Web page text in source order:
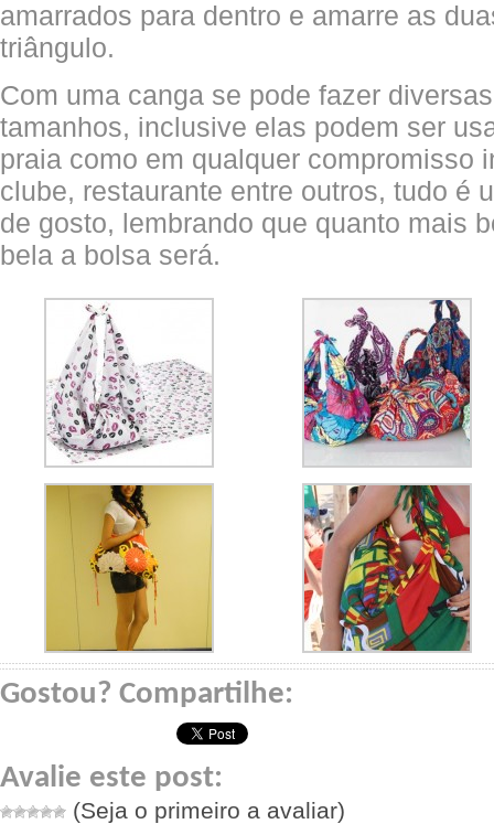
amarrados para dentro e amarre as
triângulo.
Com uma canga se pode fazer
tamanhos, inclusive elas podem ser
praia como em qualquer compromisso
clube, restaurante entre outros, tudo é
de gosto, lembrando que quanto mais
bela a bolsa será.
Gostou? Compartilhe:
Avalie este post:
(Seja o primeiro a avaliar)